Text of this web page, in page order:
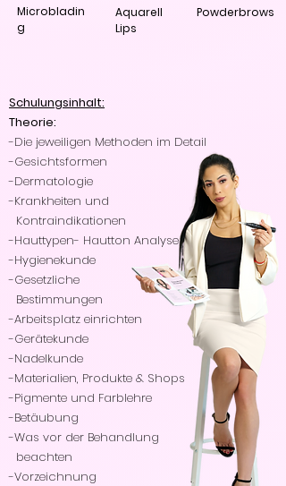
Microbladin
g
Aquarell
Lips
Powderbrows
Schulungsinhalt:
Theorie:
-Die jeweiligen Methoden im Detail
-Gesichtsformen
-Dermatologie
-Krankheiten und
Kontraindikationen
-Hauttypen- Hautton Analyse
-Hygienekunde
-Gesetzliche
Bestimmungen
-Arbeitsplatz einrichten
-Gerätekunde
-Nadelkunde
-Materialien, Produkte & Shops
-Pigmente und Farblehre
-Betäubung
-Was vor der Behandlung
beachten
-Vorzeichnung